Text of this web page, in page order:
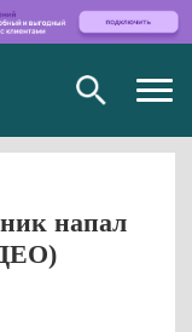
напал